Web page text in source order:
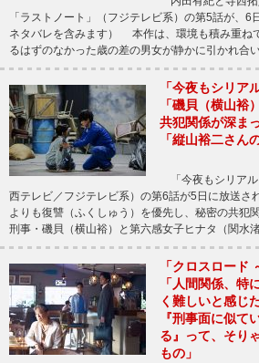
「ラストノート」（フジテレビ系）の第5話が、6
ネタバレを含みます） 本作は、環境も積み重ね
るはずのなかった歳の差の男女が静かに引かれ合
「今夜もシリア
「磯貝（横山裕
共犯関係が深ま
「縦山裕二さん
「今夜もシリアル
西テレビ／フジテレビ系）の第6話が5日に放送
よりも復讐（ふくしゅう）を優先し、秘密の共犯
刑事・磯貝（横山裕）と第六感女子ヒナタ（関水
「クロスロード
「人間関係、特
く難しいと感じ
『刑事面に似て
る』って、そり
もの」